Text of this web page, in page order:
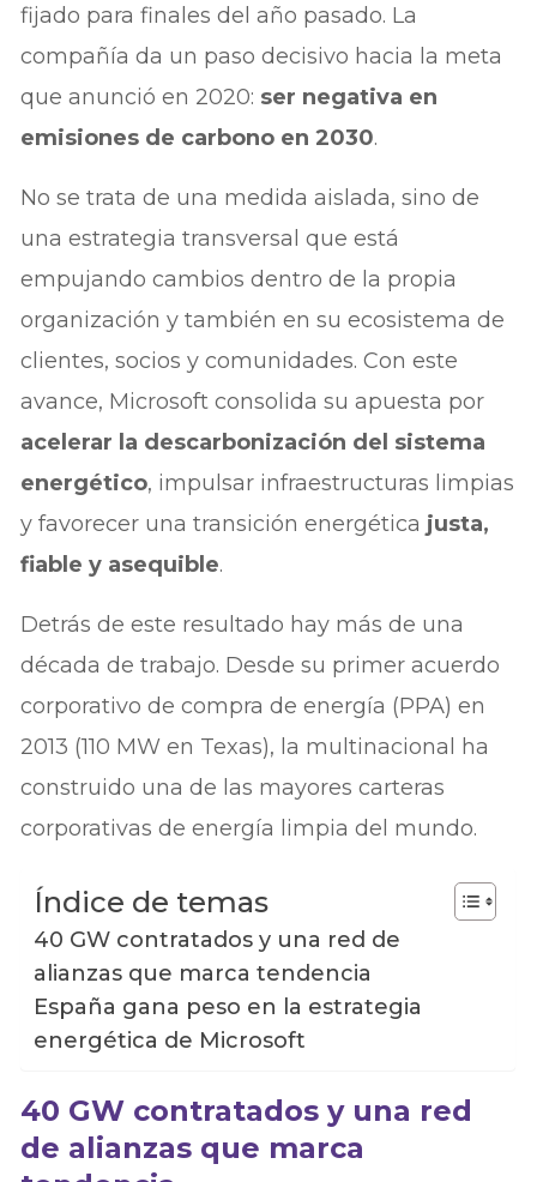
fijado para finales del año pasado. La
compañía da un paso decisivo hacia la meta
que anunció en 2020: ser negativa en
emisiones de carbono en 2030.
No se trata de una medida aislada, sino de
una estrategia transversal que está
empujando cambios dentro de la propia
organización y también en su ecosistema de
clientes, socios y comunidades. Con este
avance, Microsoft consolida su apuesta por
acelerar la descarbonización del sistema
energético, impulsar infraestructuras limpias
y favorecer una transición energética justa,
fiable y asequible.
Detrás de este resultado hay más de una
década de trabajo. Desde su primer acuerdo
corporativo de compra de energía (PPA) en
2013 (110 MW en Texas), la multinacional ha
construido una de las mayores carteras
corporativas de energía limpia del mundo.
Índice de temas
40 GW contratados y una red de
alianzas que marca tendencia
España gana peso en la estrategia
energética de Microsoft
40 GW contratados y una red
de alianzas que marca